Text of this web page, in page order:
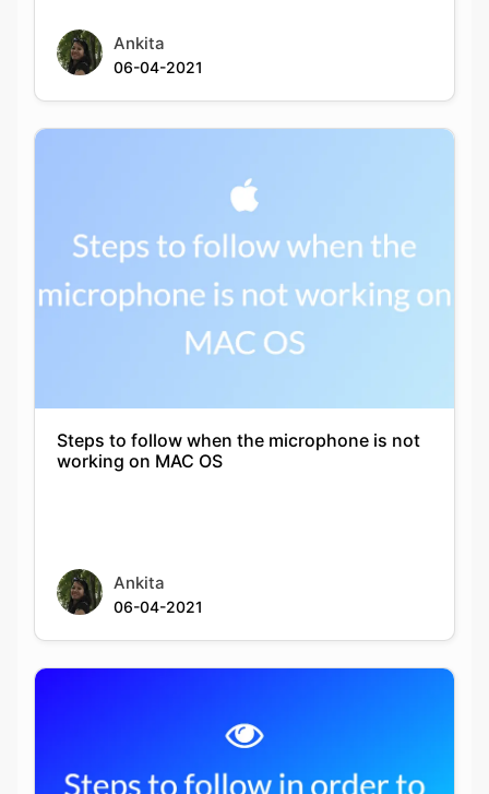
Ankita
06-04-2021
Steps to follow when the microphone is not
working on MAC OS
Ankita
06-04-2021